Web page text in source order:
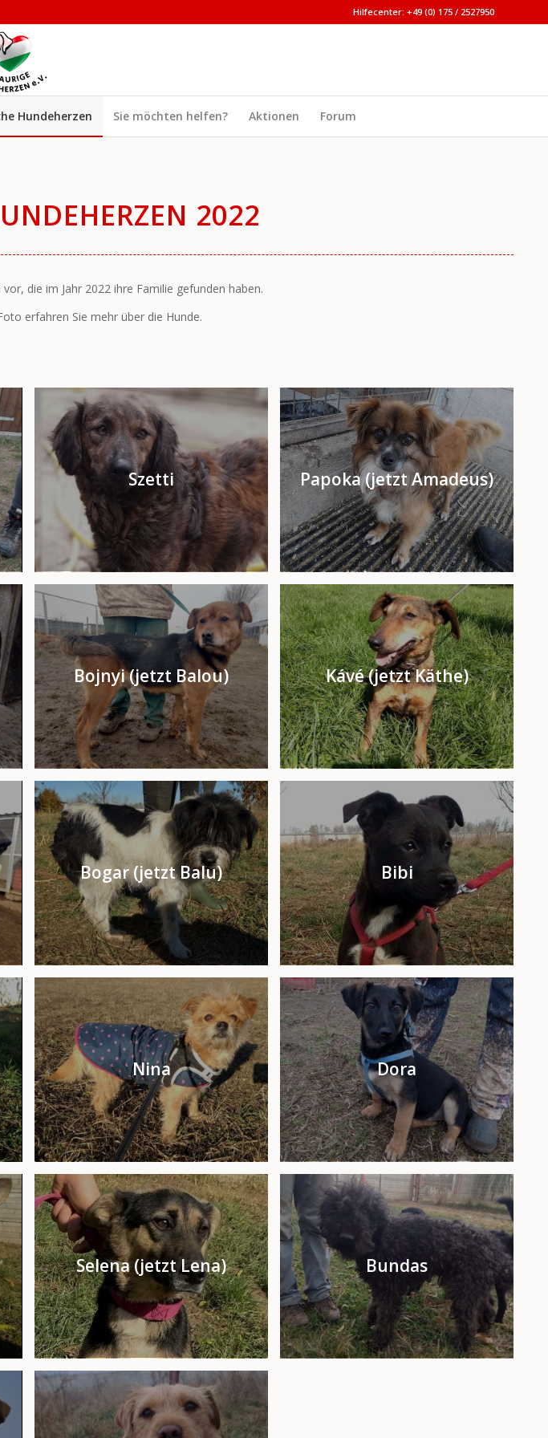
Hilfecenter: +49 (0) 175 / 2527950
Hundeherzen Sie möchten helfen? Aktionen Forum
2022
die im Jahr 2022 ihre Familie gefunden haben.
erfahren Sie mehr über die Hunde.
Szetti Papoka (jetzt Amadeus)
Bojnyi (jetzt Balou) Kávé (jetzt Käthe)
Bogar (jetzt Balu) Bibi
Nina Dora
Selena (jetzt Lena) Bundas